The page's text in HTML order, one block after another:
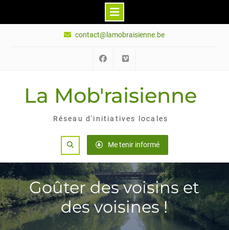
contact@lamobraisienne.be
La Mob'raisienne
Réseau d'initiatives locales
Search Me tenir informé
Goûter des voisins et
des voisines !